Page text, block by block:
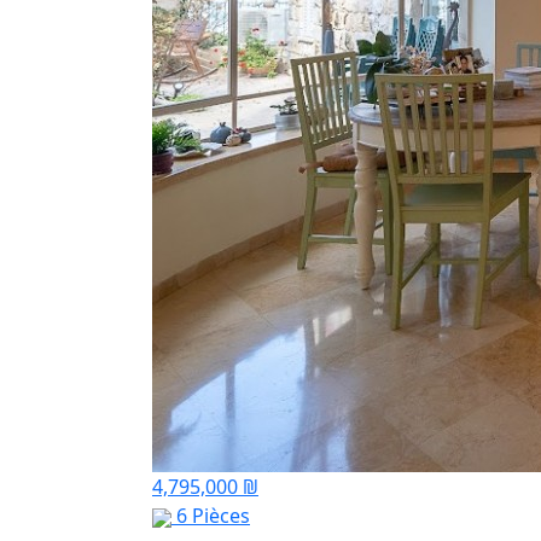
4,795,000 ₪
6 Pièces